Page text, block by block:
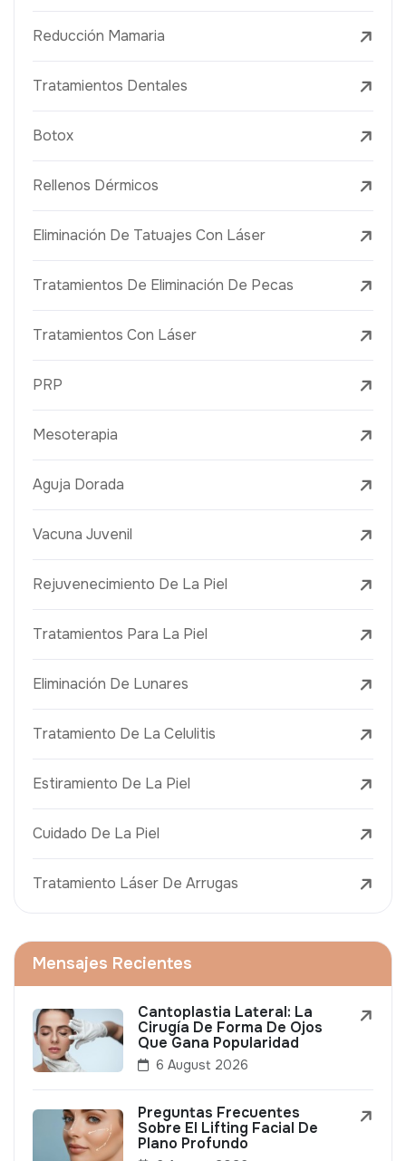
Reducción Mamaria
Tratamientos Dentales
Botox
Rellenos Dérmicos
Eliminación De Tatuajes Con Láser
Tratamientos De Eliminación De Pecas
Tratamientos Con Láser
PRP
Mesoterapia
Aguja Dorada
Vacuna Juvenil
Rejuvenecimiento De La Piel
Tratamientos Para La Piel
Eliminación De Lunares
Tratamiento De La Celulitis
Estiramiento De La Piel
Cuidado De La Piel
Tratamiento Láser De Arrugas
Mensajes Recientes
Cantoplastia Lateral: La
Cirugía De Forma De Ojos
Que Gana Popularidad
6 August 2026
Preguntas Frecuentes
Sobre El Lifting Facial De
Plano Profundo